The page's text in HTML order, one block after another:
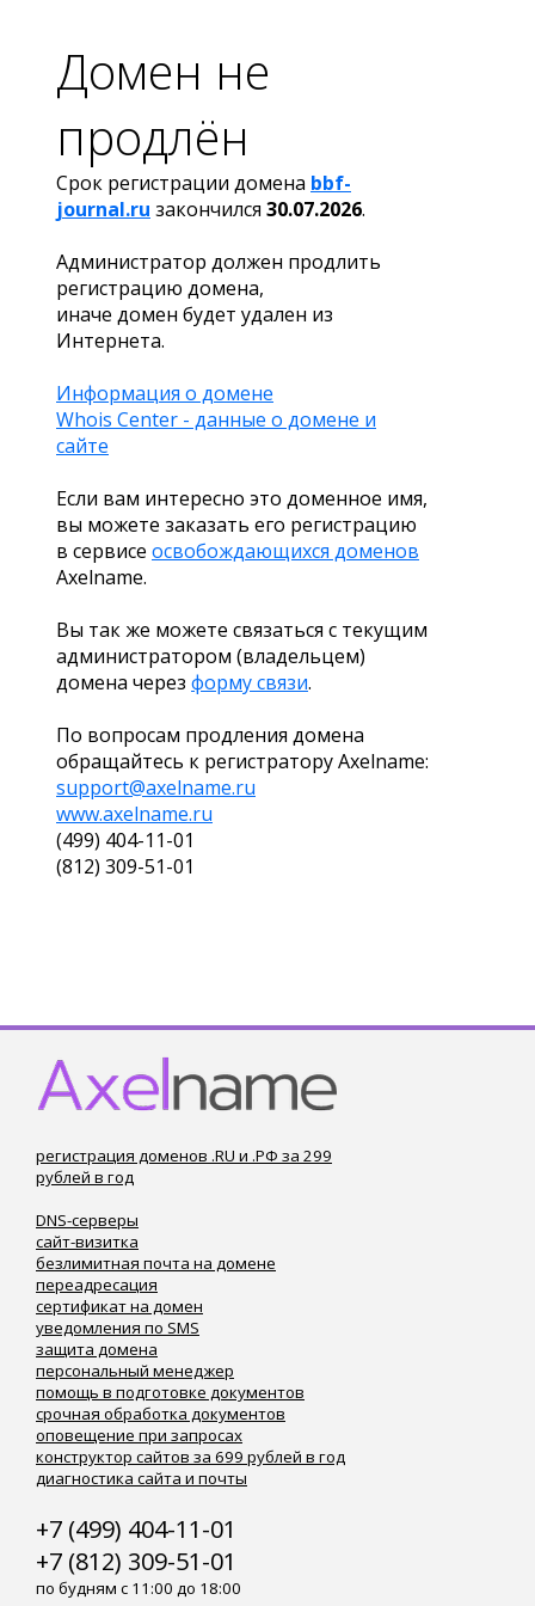
Домен не
продлён
Срок регистрации домена bbf-
journal.ru закончился 30.07.2026.
Администратор должен продлить
регистрацию домена,
иначе домен будет удален из
Интернета.
Информация о домене
Whois Center - данные о домене и
сайте
Если вам интересно это доменное имя,
вы можете заказать его регистрацию
в сервисе освобождающихся доменов
Axelname.
Вы так же можете связаться с текущим
администратором (владельцем)
домена через форму связи.
По вопросам продления домена
обращайтесь к регистратору Axelname:
support@axelname.ru
www.axelname.ru
(499) 404-11-01
(812) 309-51-01
регистрация доменов .RU и .РФ за 299
рублей в год
DNS-серверы
сайт-визитка
безлимитная почта на домене
переадресация
сертификат на домен
уведомления по SMS
защита домена
персональный менеджер
помощь в подготовке документов
срочная обработка документов
оповещение при запросах
конструктор сайтов за 699 рублей в год
диагностика сайта и почты
+7 (499) 404-11-01
+7 (812) 309-51-01
по будням с 11:00 до 18:00